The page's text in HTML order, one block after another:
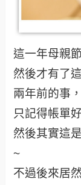
這一年母親
然後才有了
兩年前的事
只記得帳單
然後其實這
~
不過後來居